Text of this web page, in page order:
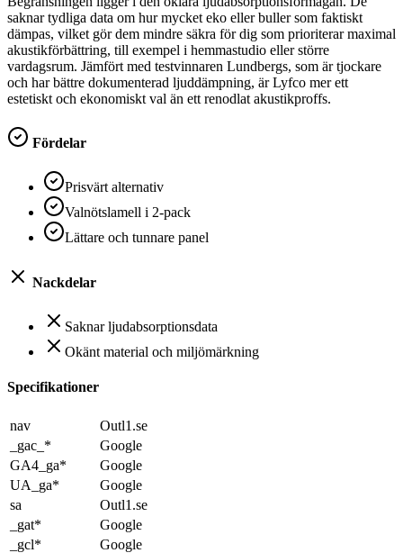
saknar tydliga data om hur mycket eko eller buller som faktiskt
dämpas, vilket gör dem mindre säkra för dig som prioriterar maximal
akustikförbättring, till exempel i hemmastudio eller större
vardagsrum. Jämfört med testvinnaren Lundbergs, som är tjockare
och har bättre dokumenterad ljuddämpning, är Lyfco mer ett
estetiskt och ekonomiskt val än ett renodlat akustikproffs.
Fördelar
Prisvärt alternativ
Valnötslamell i 2-pack
Lättare och tunnare panel
Nackdelar
Saknar ljudabsorptionsdata
Okänt material och miljömärkning
Specifikationer
nav
Outl1.se
_gac_*
Google
GA4_ga*
Google
UA_ga*
Google
sa
Outl1.se
_gat*
Google
_gcl*
Google